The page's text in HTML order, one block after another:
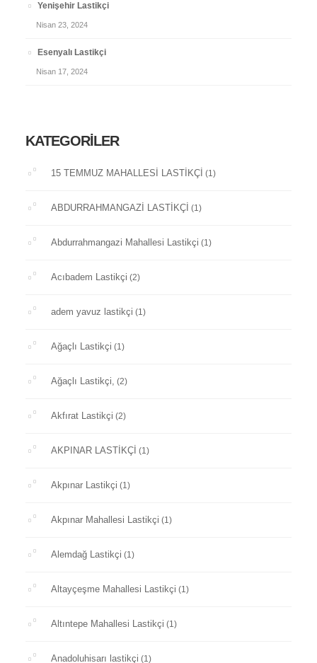
Yenişehir Lastikçi
Nisan 23, 2024
Esenyalı Lastikçi
Nisan 17, 2024
KATEGORILER
15 TEMMUZ MAHALLESİ LASTİKÇİ (1)
ABDURRAHMANGAZİ LASTİKÇİ (1)
Abdurrahmangazi Mahallesi Lastikçi (1)
Acıbadem Lastikçi (2)
adem yavuz lastikçi (1)
Ağaçlı Lastikçi (1)
Ağaçlı Lastikçi, (2)
Akfırat Lastikçi (2)
AKPINAR LASTİKÇİ (1)
Akpınar Lastikçi (1)
Akpınar Mahallesi Lastikçi (1)
Alemdağ Lastikçi (1)
Altayçeşme Mahallesi Lastikçi (1)
Altıntepe Mahallesi Lastikçi (1)
Anadoluhisarı lastikçi (1)